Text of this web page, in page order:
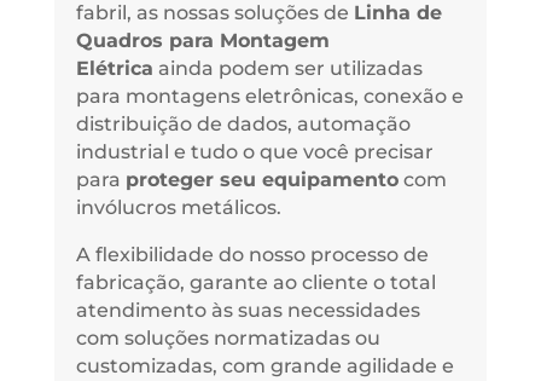
fabril, as nossas soluções de Linha de
Quadros para Montagem
Elétrica ainda podem ser utilizadas
para montagens eletrônicas, conexão e
distribuição de dados, automação
industrial e tudo o que você precisar
para proteger seu equipamento com
invólucros metálicos.
A flexibilidade do nosso processo de
fabricação, garante ao cliente o total
atendimento às suas necessidades
com soluções normatizadas ou
customizadas, com grande agilidade e